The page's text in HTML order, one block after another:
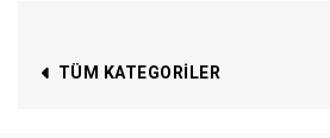
TÜM KATEGORILER